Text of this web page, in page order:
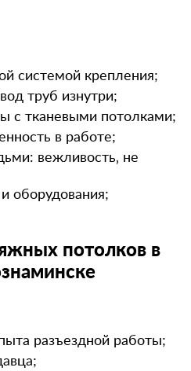
940-**-*7
системой крепления;
труб изнутри;
с тканевыми потолками;
в работе;
вежливость‚ не
оборудования;
потолков в
разъездной работы;